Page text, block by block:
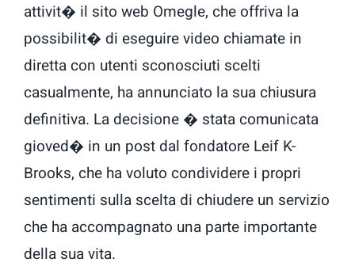
attivit� il sito web Omegle, che offriva la
possibilit� di eseguire video chiamate in
diretta con utenti sconosciuti scelti
casualmente, ha annunciato la sua chiusura
definitiva. La decisione � stata comunicata
gioved� in un post dal fondatore Leif K-
Brooks, che ha voluto condividere i propri
sentimenti sulla scelta di chiudere un servizio
che ha accompagnato una parte importante
della sua vita.